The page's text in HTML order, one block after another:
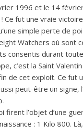
1996 et le 14 février
Ce fut une vraie
simple perte de
Watchers où sont
consentis durant
c’est la Saint
de cet exploit. Ce fut
peut-être un signe,
firent l’objet d’une
: 1 Kilo 800.